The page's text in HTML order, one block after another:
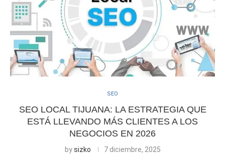
SEO
SEO LOCAL TIJUANA: LA ESTRATEGIA QUE
ESTÁ LLEVANDO MÁS CLIENTES A LOS
NEGOCIOS EN 2026
bysizko 7 diciembre, 2025